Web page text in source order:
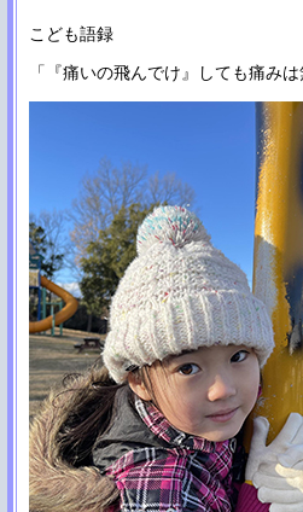
こども語録
「『痛いの飛んでけ』しても痛み